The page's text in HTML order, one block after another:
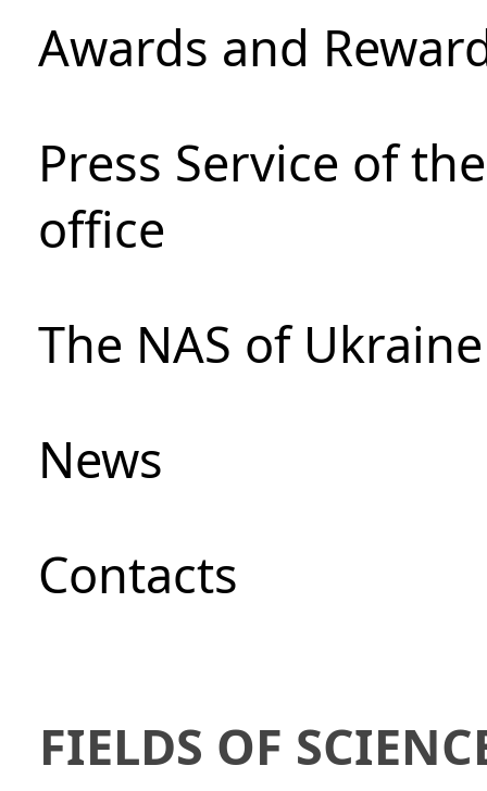
Awards and
Press Service of
office
The NAS of
News
Сontacts
FIELDS OF